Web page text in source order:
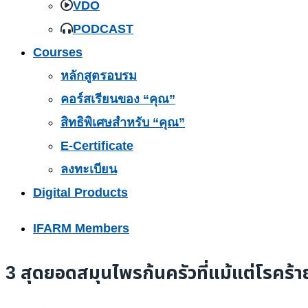
VDO
PODCAST
Courses
หลักสูตรอบรม
คอร์สเรียนของ “คุณ”
สิทธิพิเศษสำหรับ “คุณ”
E-Certificate
ลงทะเบียน
Digital Products
IFARM Members
3 สุดยอดสมุนไพรก้นครัวที่แม้แต่โรคร้